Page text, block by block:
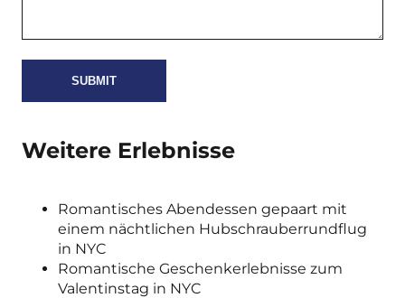
Weitere Erlebnisse
Romantisches Abendessen gepaart mit
einem nächtlichen Hubschrauberrundflug
in NYC
Romantische Geschenkerlebnisse zum
Valentinstag in NYC